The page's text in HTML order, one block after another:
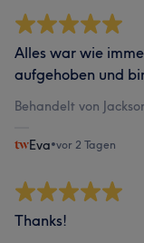
Alles war wie
aufgehoben und
Behandelt von
Eva•vor 2 Tagen
Thanks!